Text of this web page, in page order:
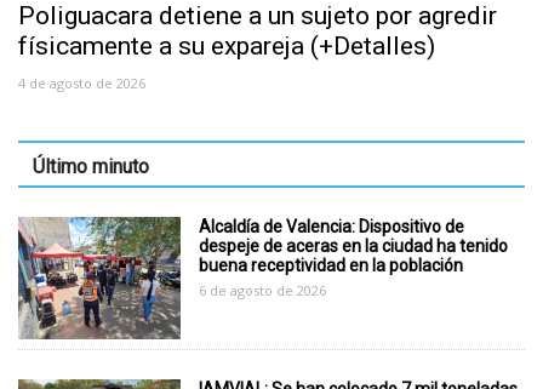
Poliguacara detiene a un sujeto por agredir
físicamente a su expareja (+Detalles)
4 de agosto de 2026
Último minuto
Alcaldía de Valencia: Dispositivo de
despeje de aceras en la ciudad ha tenido
buena receptividad en la población
6 de agosto de 2026